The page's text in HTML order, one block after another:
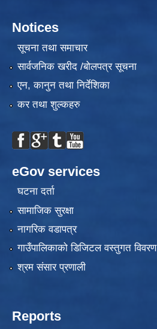
Notices
सूचना तथा समाचार
सार्वजनिक खरीद /बोलपत्र सूचना
एन, कानुन तथा निर्देशिका
कर तथा शुल्कहरु
eGov services
घटना दर्ता
सामाजिक सुरक्षा
नागरिक वडापत्र
गाउँपालिकाको डिजिटल वस्तुगत विवरण
श्रम संसार प्रणाली
Reports